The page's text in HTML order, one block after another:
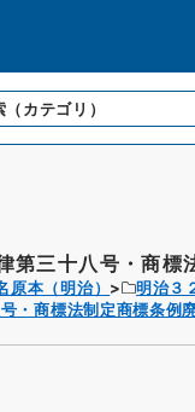
（カテゴリ）
第三十八号・商標
原本（明治） 明治３
・商標法制定商標条例